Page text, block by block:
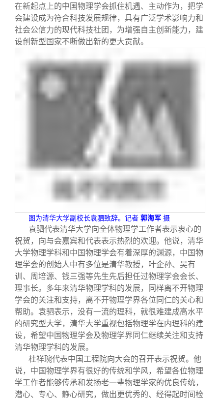
在新起点上的中国物理学会抓住机遇、主动作为，把学
会建设成为符合科技发展规律，具有广泛学术影响力和
社会公信力的现代科技社团，为增强自主创新能力，建
设创新型国家不断做出新的更大贡献。
图为清华大学副校长袁驷致辞。记者 郭海军 摄
袁驷代表清华大学向全体物理学工作者表示衷心的
祝贺，向与会嘉宾和代表表示热烈的欢迎。他说，清华
大学物理学科和中国物理学会有着深厚的渊源，中国物
理学会的创始人中有多位是清华教授，叶企孙、吴有
训、周培源、钱三强等先生先后担任过物理学会会长、
理事长。多年来清华物理学科的发展，同样离不开物理
学会的关注和支持，离不开物理学界各位同仁的关心和
帮助。袁驷表示，没有一流的理科，就很难建成高水平
的研究型大学，清华大学重视包括物理学在内理科的建
设，希望中国物理学会及物理学界同仁继续关注和支持
清华物理学科的发展。
杜祥琬代表中国工程院向大会的召开表示祝贺。他
说，中国物理学界有很好的传统和学风，希望各位物理
学工作者能够传承和发扬老一辈物理学家的优良传统，
潜心、专心、静心研究，做出更优秀的、经得起时间检